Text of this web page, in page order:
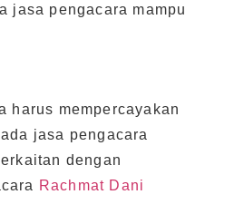
jasa pengacara mampu
harus mempercayakan
jasa pengacara
dengan
Rachmat Dani